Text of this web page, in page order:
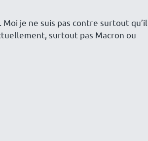
Moi je ne suis pas contre surtout qu’il
surtout pas Macron ou